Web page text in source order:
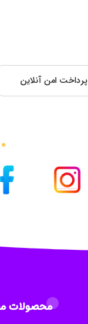
پرداخت امن آنلاین
محصولات